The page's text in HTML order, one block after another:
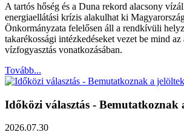
A tartós hőség és a Duna rekord alacsony
energiaellátási krízis alakulhat ki
Önkormányzata felelősen áll a rendkívüli
takarékossági intézkedéseket vezet be mind
vízfogyasztás vonatkozásában.
Tovább...
Időközi választás - Bemutatkoznak
2026.07.30